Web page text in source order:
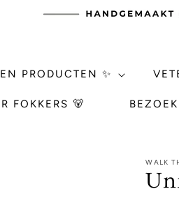
PRODUCTEN ✨
FOKKERS 🐻
WALK